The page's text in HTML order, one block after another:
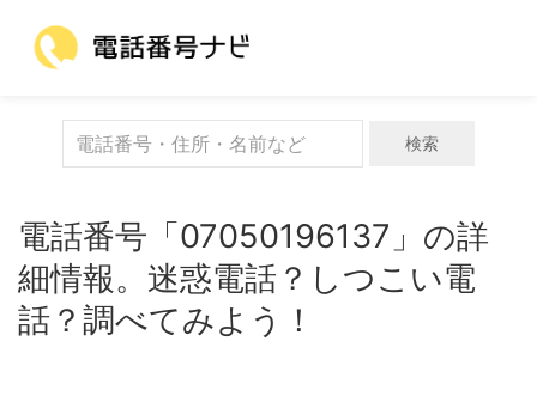
検索
電話番号「07050196137」の詳
細情報。迷惑電話？しつこい電
話？調べてみよう！